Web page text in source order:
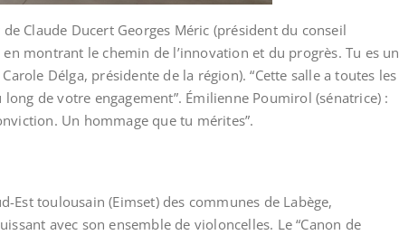
Claude Ducert Georges Méric (président du conseil
montrant le chemin de l’innovation et du progrès. Tu es un
Délga, présidente de la région). “Cette salle a toutes les
de votre engagement”. Émilienne Poumirol (sénatrice) :
Un hommage que tu mérites”.
Est toulousain (Eimset) des communes de Labège,
avec son ensemble de violoncelles. Le “Canon de